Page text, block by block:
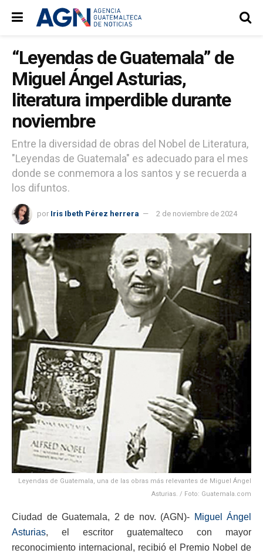
“Leyendas de Guatemala” de
Miguel Ángel Asturias,
literatura imperdible durante
noviembre
Entre la diversidad de obras del Nobel de Literatura,
"Leyendas de Guatemala" es adecuado para el mes
donde se conmemora a los santos y se recuerda a
los difuntos.
por Iris Ibeth Pérez herrera 2 de noviembre de 2024
Leyendas de Guatemala, una de las obras más relevantes de Miguel Ángel
Asturias. / Foto: Guatemala.com
Ciudad de Guatemala, 2 de nov. (AGN)- Miguel Ángel
Asturias, el escritor guatemalteco con mayor
reconocimiento internacional, recibió el Premio Nobel de